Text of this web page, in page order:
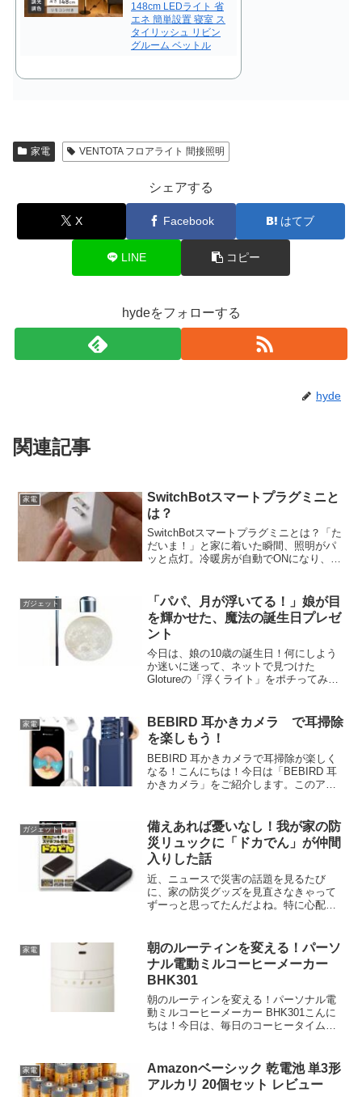
148cm LEDライト 省
エネ 簡単設置 寝室 ス
タイリッシュ リビン
グルーム ベットル
家電 VENTOTA フロアライト 間接照明
シェアする
X Facebook はてブ
LINE コピー
hydeをフォローする
hyde
関連記事
家電
SwitchBotスマートプラグミニと
は？
SwitchBotスマートプラグミニとは？「た
だいま！」と家に着いた瞬間、照明がパ
ッと点灯。冷暖房が自動でONになり、お
か？今回ご紹介するのは、そんな未来の
生活をグッと身...
ガジェット
「パパ、月が浮いてる！」娘が目
を輝かせた、魔法の誕生日プレゼ
ント
今日は、娘の10歳の誕生日！何にしよう
か迷いに迷って、ネットで見つけた
Glotureの「浮くライト」をポチってみた
だのは、リアルな月の形をした「Moon
G」っていうモ...
家電
BEBIRD 耳かきカメラ で耳掃除
を楽しもう！
BEBIRD 耳かきカメラで耳掃除が楽しく
なる！こんにちは！今日は「BEBIRD 耳
かきカメラ」をご紹介します。このアイ
かきカメラで、耳掃除をもっと楽しく、
そして安心し...
ガジェット
備えあれば憂いなし！我が家の防
災リュックに「ドカでん」が仲間
入りした話
近、ニュースで災害の話題を見るたび
に、家の防災グッズを見直さなきゃって
ずーっと思ってたんだよね。特に心配な
に一度は充電しないと、いざという時に
電池が空っぽ…なんてことも...
家電
朝のルーティンを変える！パーソ
ナル電動ミルコーヒーメーカー
BHK301
朝のルーティンを変える！パーソナル電
動ミルコーヒーメーカー BHK301こんに
ちは！今日は、毎日のコーヒータイムを
紹介します。このアイテムがあれば、自
宅で手軽に本...
家電
Amazonベーシック 乾電池 単3形
アルカリ 20個セット レビュー